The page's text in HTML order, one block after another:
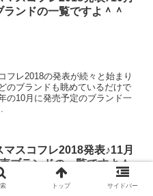
ランドの一覧ですよ＾＾
フレ2018の発表が続々と始まり
のブランドも眺めているだけで
の10月に発売予定のブランド一
マスコフレ2018発表♪11月
ブランドの一覧ですよ＾
トップ サイドバー